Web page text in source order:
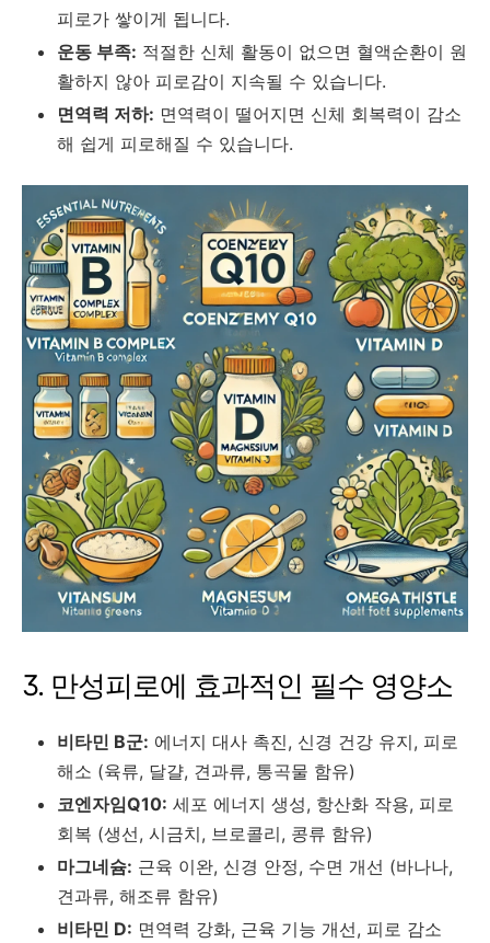
피로가 쌓이게 됩니다.
운동 부족: 적절한 신체 활동이 없으면 혈액순환이 원
활하지 않아 피로감이 지속될 수 있습니다.
면역력 저하: 면역력이 떨어지면 신체 회복력이 감소
해 쉽게 피로해질 수 있습니다.
3. 만성피로에 효과적인 필수 영양소
비타민 B군: 에너지 대사 촉진, 신경 건강 유지, 피로
해소 (육류, 달걀, 견과류, 통곡물 함유)
코엔자임Q10: 세포 에너지 생성, 항산화 작용, 피로
회복 (생선, 시금치, 브로콜리, 콩류 함유)
마그네슘: 근육 이완, 신경 안정, 수면 개선 (바나나,
견과류, 해조류 함유)
비타민 D: 면역력 강화, 근육 기능 개선, 피로 감소